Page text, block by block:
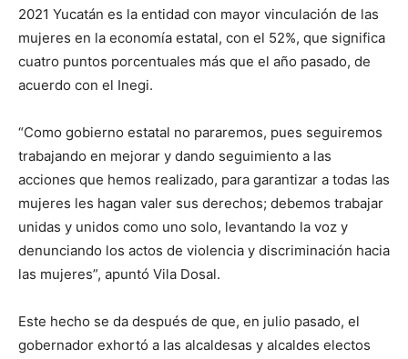
2021 Yucatán es la entidad con mayor vinculación de las
mujeres en la economía estatal, con el 52%, que significa
cuatro puntos porcentuales más que el año pasado, de
acuerdo con el Inegi.
“Como gobierno estatal no pararemos, pues seguiremos
trabajando en mejorar y dando seguimiento a las
acciones que hemos realizado, para garantizar a todas las
mujeres les hagan valer sus derechos; debemos trabajar
unidas y unidos como uno solo, levantando la voz y
denunciando los actos de violencia y discriminación hacia
las mujeres”, apuntó Vila Dosal.
Este hecho se da después de que, en julio pasado, el
gobernador exhortó a las alcaldesas y alcaldes electos